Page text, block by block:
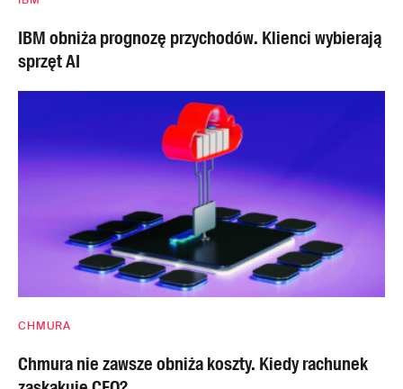
IBM obniża prognozę przychodów. Klienci wybierają
sprzęt AI
CHMURA
Chmura nie zawsze obniża koszty. Kiedy rachunek